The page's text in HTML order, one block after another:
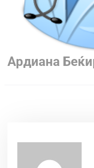
Ардиана